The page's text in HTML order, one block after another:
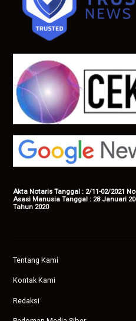
Akta Notaris Tanggal : 2/11-02/2021
Asasi Manusia Tanggal : 28 Januari
Tahun 2020
Tentang Kami
Kontak Kami
Redaksi